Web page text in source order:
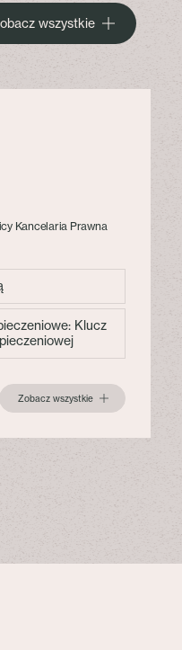
wszystkie
Kancelaria Prawna
Klucz
Zobacz wszystkie